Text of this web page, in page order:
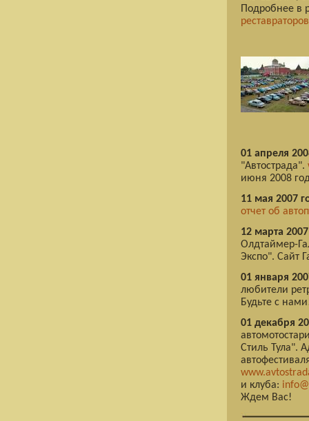
Подробнее в
01 апреля
"Автострада".
июня 2008
11 мая 2007
отчет об
12 марта
Олдтаймер-
Экспо". Сайт
01 января
любители
Будьте с
01 декабря
Стиль Тула".
и клуба:
Ждем Вас!